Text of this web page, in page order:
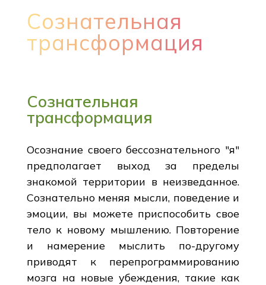
Сознательная
трансформация
Сознательная
трансформация
Осознание своего бессознательного "я"
предполагает выход за пределы
знакомой территории в неизведанное.
Сознательно меняя мысли, поведение и
эмоции, вы можете приспособить свое
тело к новому мышлению. Повторение
и намерение мыслить по-другому
приводят к перепрограммированию
мозга на новые убеждения, такие как